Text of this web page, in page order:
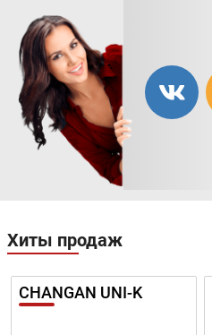
Хиты продаж
CHANGAN UNI-K